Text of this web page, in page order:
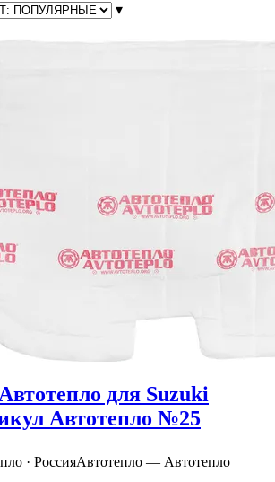
▾
для Suzuki
Автотепло №25
· РоссияАвтотепло — Автотепло